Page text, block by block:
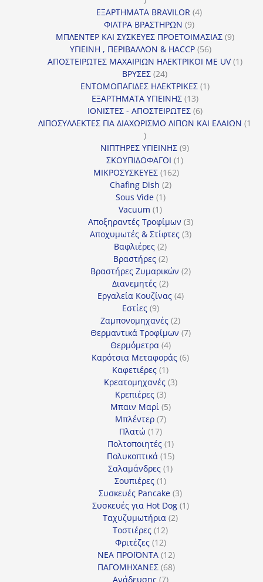
προϊόντα
ΕΞΑΡΤΗΜΑΤΑ BRAVILOR 44
ΦΙΛΤΡΑ ΒΡΑΣΤΗΡΩΝ 99
προϊόντα
ΜΠΛΕΝΤΕΡ ΚΑΙ ΣΥΣΚΕΥΕΣ ΠΡΟΕΤΟΙΜΑΣΙΑΣ 99
ΥΓΙΕΙΝΗ , ΠΕΡΙΒΑΛΛΟΝ & HACCP 5656
προϊόντα
ΑΠΟΣΤΕΙΡΩΤΕΣ ΜΑΧΑΙΡΙΩΝ ΗΛΕΚΤΡΙΚΟΙ ΜΕ UV 11
ΒΡΥΣΕΣ 2424
προϊόντα
ΕΝΤΟΜΟΠΑΓΙΔΕΣ ΗΛΕΚΤΡΙΚΕΣ 11
ΕΞΑΡΤΗΜΑΤΑ ΥΓΙΕΙΝΗΣ 1313
προϊόντα
ΙΟΝΙΣΤΕΣ - ΑΠΟΣΤΕΙΡΩΤΕΣ 66
προϊόντα
ΛΙΠΟΣΥΛΛΕΚΤΕΣ ΓΙΑ ΔΙΑΧΩΡΙΣΜΟ ΛΙΠΩΝ ΚΑΙ ΕΛΑΙΩΝ 1
1
προϊόν
ΝΙΠΤΗΡΕΣ ΥΓΙΕΙΝΗΣ 99
ΣΚΟΥΠΙΔΟΦΑΓΟΙ 11
ΜΙΚΡΟΣΥΣΚΕΥΕΣ 162162
Chafing Dish 22
Sous Vide 11
Vacuum 11
προϊόν
Αποξηραντές Τροφίμων 33
προϊόντα
Αποχυμωτές & Στίφτες 33
Βαφλιέρες 22
προϊόντα
Βραστήρες 22
προϊόντα
Βραστήρες Ζυμαρικών 22
Διανεμητές 22
προϊόντα
Εργαλεία Κουζίνας 44
Εστίες 99
προϊόντα
Ζαμπονομηχανές 22
προϊόντα
Θερμαντικά Τροφίμων 77
Θερμόμετρα 44
προϊόντα
Καρότσια Μεταφοράς 66
Καφετιέρες 11
προϊόν
Κρεατομηχανές 33
Κρεπιέρες 33
προϊόντα
Μπαιν Μαρί 55
Μπλέντερ 77
Πλατώ 1717
προϊόντα
Πολτοποιητές 11
προϊόν
Πολυκοπτικά 1515
προϊόντα
Σαλαμάνδρες 11
Σουπιέρες 11
προϊόν
Συσκευές Pancake 33
προϊόντα
Συσκευές για Hot Dog 11
Ταχυζυμωτήρια 22
Τοστιέρες 1212
προϊόντα
Φριτέζες 1212
προϊόντα
ΝΕΑ ΠΡΟΪΟΝΤΑ 1212
προϊόντα
ΠΑΓΟΜΗΧΑΝΕΣ 6868
Ανάδευσης 77